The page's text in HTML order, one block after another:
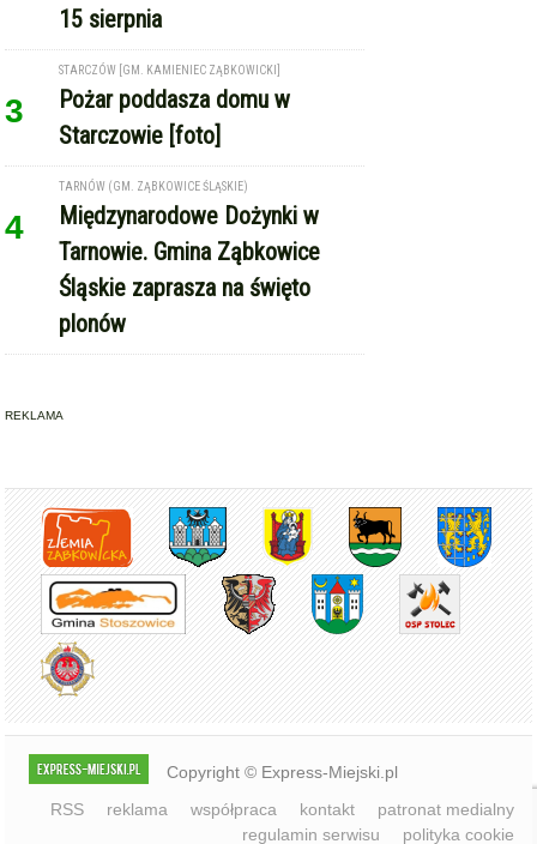
15 sierpnia
3
STARCZÓW [GM. KAMIENIEC ZĄBKOWICKI]
Pożar poddasza domu w
Starczowie [foto]
4
TARNÓW (GM. ZĄBKOWICE ŚLĄSKIE)
Międzynarodowe Dożynki w
Tarnowie. Gmina Ząbkowice
Śląskie zaprasza na święto
plonów
REKLAMA
Copyright © Express-Miejski.pl
RSS
reklama współpraca kontakt
patronat medialny
regulamin serwisu
polityka cookie